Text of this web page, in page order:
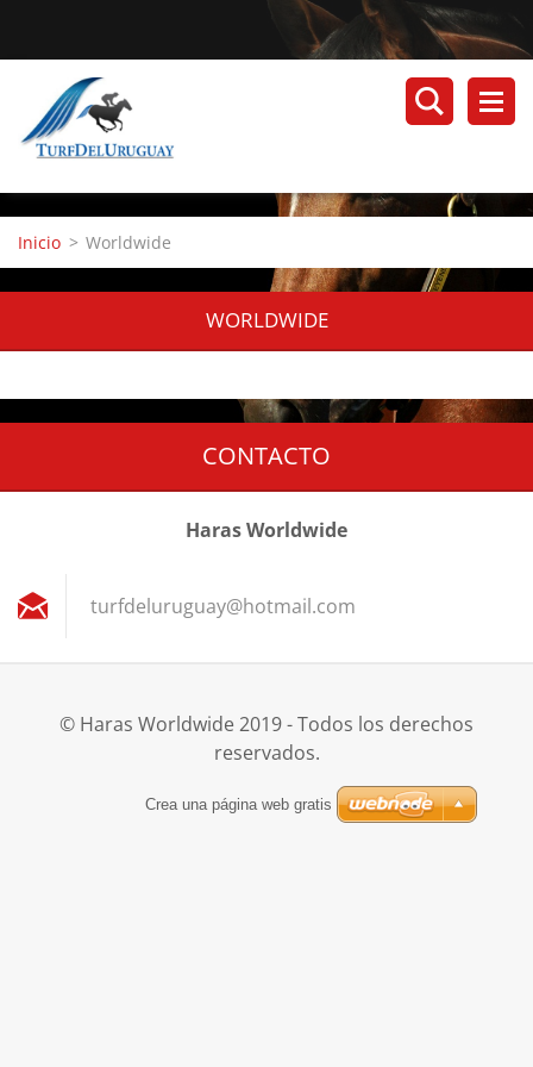
Inicio > Worldwide
WORLDWIDE
CONTACTO
Haras Worldwide
turfdeluruguay@hotmail.com
© Haras Worldwide 2019 - Todos los derechos
reservados.
Crea una página web gratis